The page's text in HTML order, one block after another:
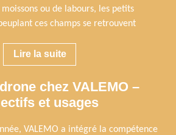
ou de labours, les petits
ces champs se retrouvent
Lire la suite
chez VALEMO –
et usages
VALEMO a intégré la compétence